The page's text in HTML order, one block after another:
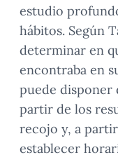
estudio
hábitos. Según
determinar en
encontraba en
puede disponer
partir de los
recojo y, a
establecer